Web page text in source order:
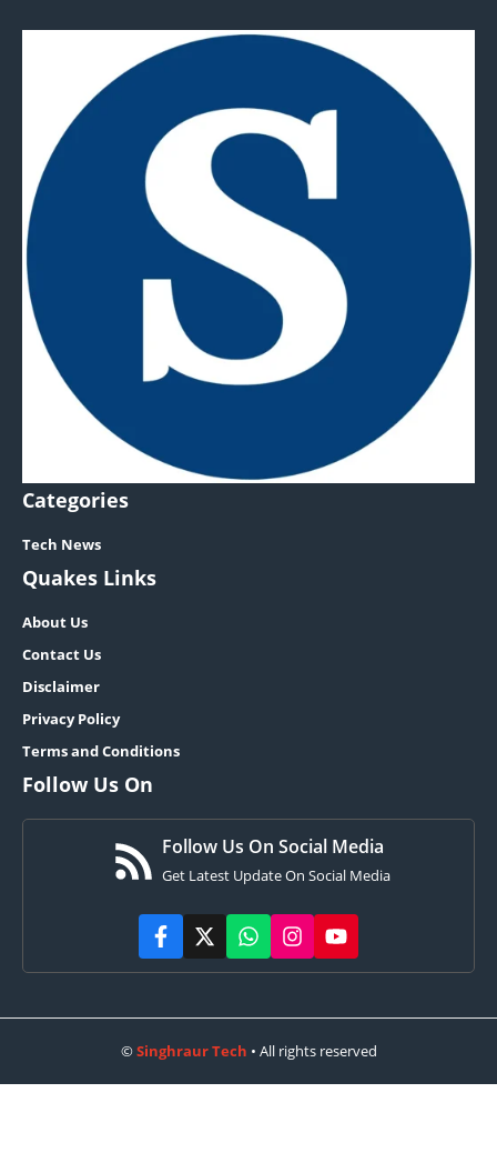
Categories
Tech News
Quakes Links
About Us
Contact Us
Disclaimer
Privacy Policy
Terms and Conditions
Follow Us On
Follow Us On Social Media
Get Latest Update On Social Media
©Singhraur Tech • All rights reserved